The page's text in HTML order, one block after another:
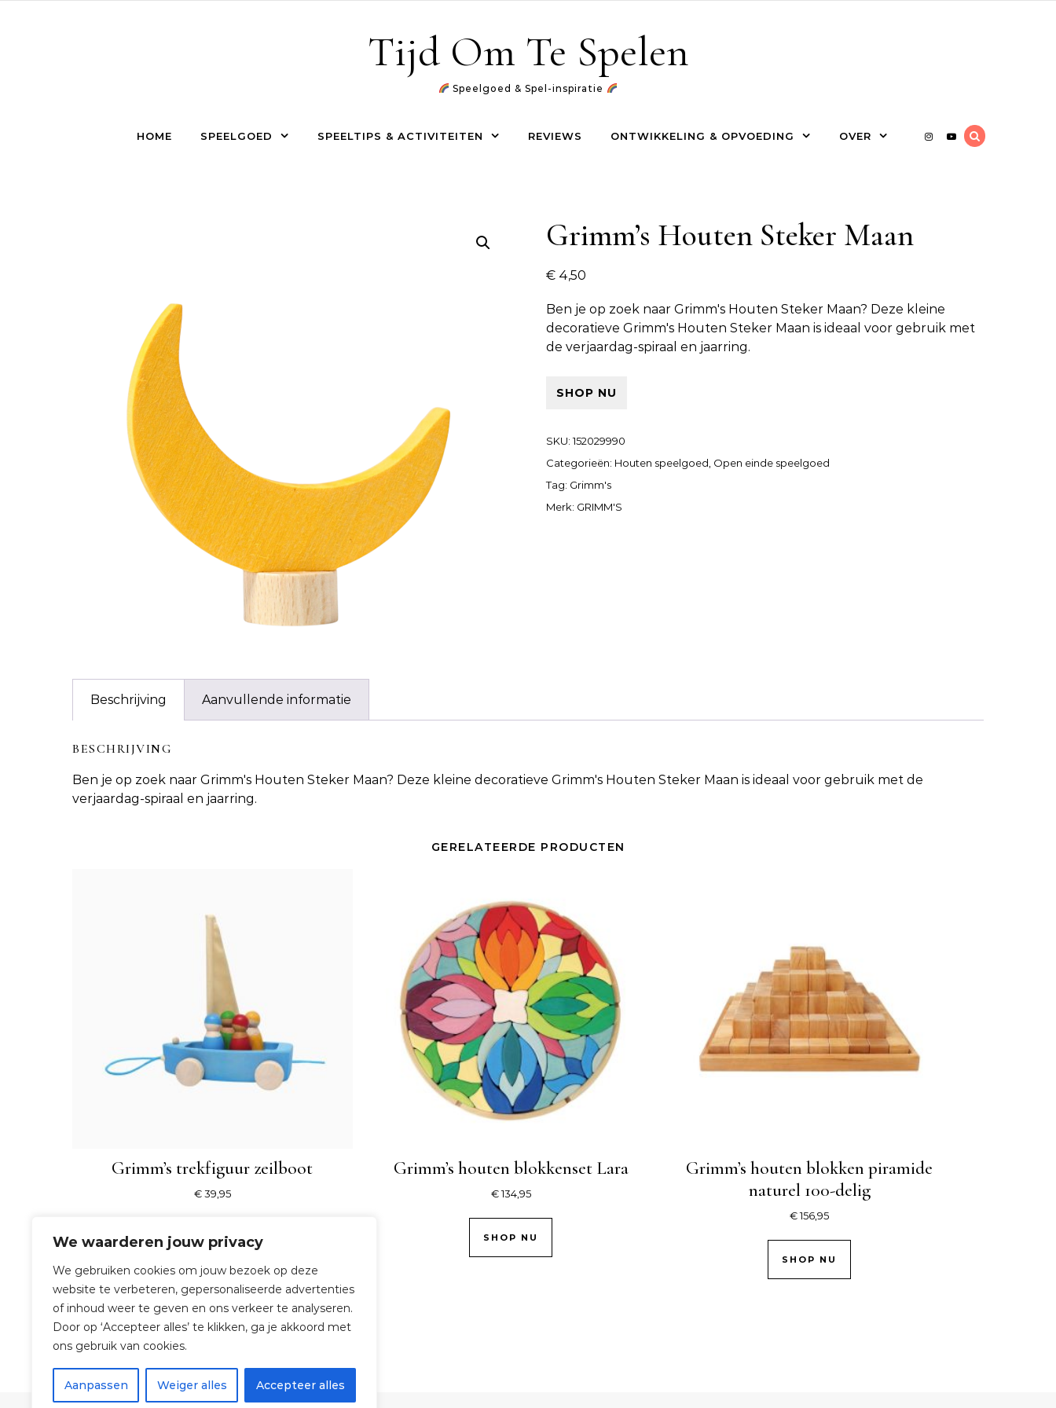
We waarderen jouw privacy
We gebruiken cookies om jouw bezoek op deze
website te verbeteren, gepersonaliseerde advertenties
of inhoud weer te geven en ons verkeer te analyseren.
Door op ‘Accepteer alles’ te klikken, ga je akkoord met
ons gebruik van cookies.
Aanpassen Weiger alles Accepteer alles
Tijd Om Te Spelen
Speelgoed & Spel-inspiratie
HOME SPEELGOED SPEELTIPS & ACTIVITEITEN REVIEWS ONTWIKKELING & OPVOEDING OVER
Grimm’s Houten Steker Maan
€ 4,50
Ben je op zoek naarGrimm's Houten Steker Maan? Deze kleine
decoratieve Grimm's Houten Steker Maan is ideaal voor gebruik met
de verjaardag-spiraal en jaarring.
SHOP NU
SKU:152029990
Categorieën: Houten speelgoed Open einde speelgoed
Tag: Grimm's
Merk: GRIMM'S
Beschrijving Aanvullende informatie
BESCHRIJVING
Ben je op zoek naar Grimm's Houten Steker Maan? Deze kleine decoratieve Grimm's Houten Steker Maan is ideaal voor gebruik met de
verjaardag-spiraal en jaarring.
GERELATEERDE PRODUCTEN
Grimm’s trekfiguur zeilboot
€39,95
SHOP NU
Grimm’s houten blokkenset Lara
€134,95
SHOP NU
Grimm’s houten blokken piramide
naturel 100-delig
€156,95
SHOP NU